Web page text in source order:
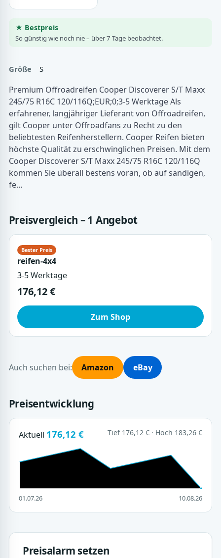
★ Bestpreis
So günstig wie noch nie – über 7 Tage beobachtet.
Größe S
Premium Offroadreifen Cooper Discoverer S/T Maxx
245/75 R16C 120/116Q;EUR;0;3-5 Werktage Als
erfahrener, langjähriger Lieferant von Offroadreifen,
gilt Cooper unter Offroadfans zu Recht zu den
beliebtesten Reifenherstellern. Cooper Reifen bieten
höchste Qualität zu erschwinglichen Preisen. Mit dem
Cooper Discoverer S/T Maxx 245/75 R16C 120/116Q
kommen Sie überall bestens voran, ob auf sandigen,
fe…
Preisvergleich – 1 Angebot
reifen-4x4
3-5 Werktage
176,12 €
Zum Shop
Auch suchen bei: Amazon eBay
Preisentwicklung
Aktuell 176,12 € Tief 176,12 € · Hoch 183,26 €
01.07.26 10.08.26
Preisalarm setzen